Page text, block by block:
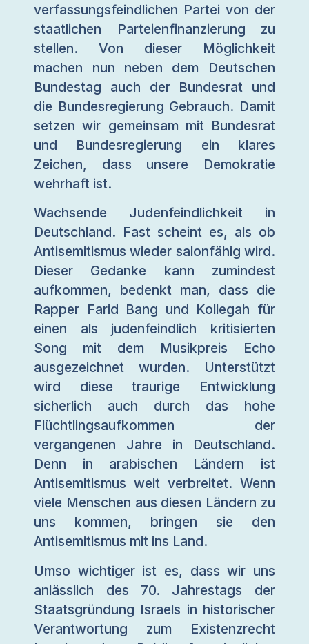
verfassungsfeindlichen Partei von der
staatlichen Parteienfinanzierung zu
stellen. Von dieser Möglichkeit
machen nun neben dem Deutschen
Bundestag auch der Bundesrat und
die Bundesregierung Gebrauch. Damit
setzen wir gemeinsam mit Bundesrat
und Bundesregierung ein klares
Zeichen, dass unsere Demokratie
wehrhaft ist.
Wachsende Judenfeindlichkeit in
Deutschland. Fast scheint es, als ob
Antisemitismus wieder salonfähig wird.
Dieser Gedanke kann zumindest
aufkommen, bedenkt man, dass die
Rapper Farid Bang und Kollegah für
einen als judenfeindlich kritisierten
Song mit dem Musikpreis Echo
ausgezeichnet wurden. Unterstützt
wird diese traurige Entwicklung
sicherlich auch durch das hohe
Flüchtlingsaufkommen der
vergangenen Jahre in Deutschland.
Denn in arabischen Ländern ist
Antisemitismus weit verbreitet. Wenn
viele Menschen aus diesen Ländern zu
uns kommen, bringen sie den
Antisemitismus mit ins Land.
Umso wichtiger ist es, dass wir uns
anlässlich des 70. Jahrestags der
Staatsgründung Israels in historischer
Verantwortung zum Existenzrecht